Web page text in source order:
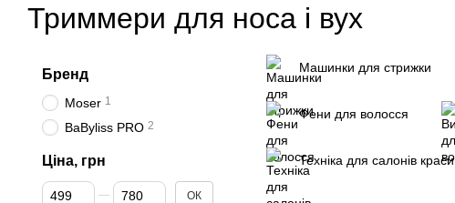
Триммери для носа і вух
Машинки для стрижки
Фени для волосся
Техніка для салонів краси
Бренд
Moser 1
BaByliss PRO 2
Ціна, грн
Від Ціна, грн
До Ціна, грн ОК